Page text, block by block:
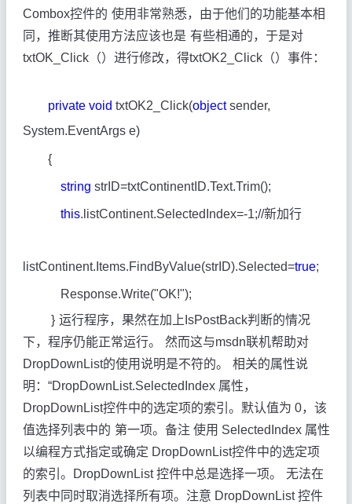
Combox控件的 使用非常熟悉，由于他们的功能基本相
同，推断其使用方法应该也是 有些相通的，于是对
txtOK_Click（）进行修改，得txtOK2_Click（）事件：
private void txtOK2_Click(objectsender,
System.EventArgs e)
{
string strID=txtContinentID.Text.Trim();
this.listContinent.SelectedIndex=-1;//新加行
listContinent.Items.FindByValue(strID).Selected=true;
Response.Write("OK!");
} 运行程序，果然在加上IsPostBack判断的情况
下，程序仍能正常运行。
然而这与msdn联机帮助对
DropDownList的使用说明是不符的。
相关的属性说
明：“DropDownList.SelectedIndex 属性，
DropDownList控件中的选定项的索引。默认值为 0，该
值选择列表中的 第一项。备注 使用 SelectedIndex 属性
以编程方式指定或确定 DropDownList控件中的选定项
的索引。DropDownList 控件中总是选择一项。
无法在
列表中同时取消选择所有项。注意 DropDownList 控件